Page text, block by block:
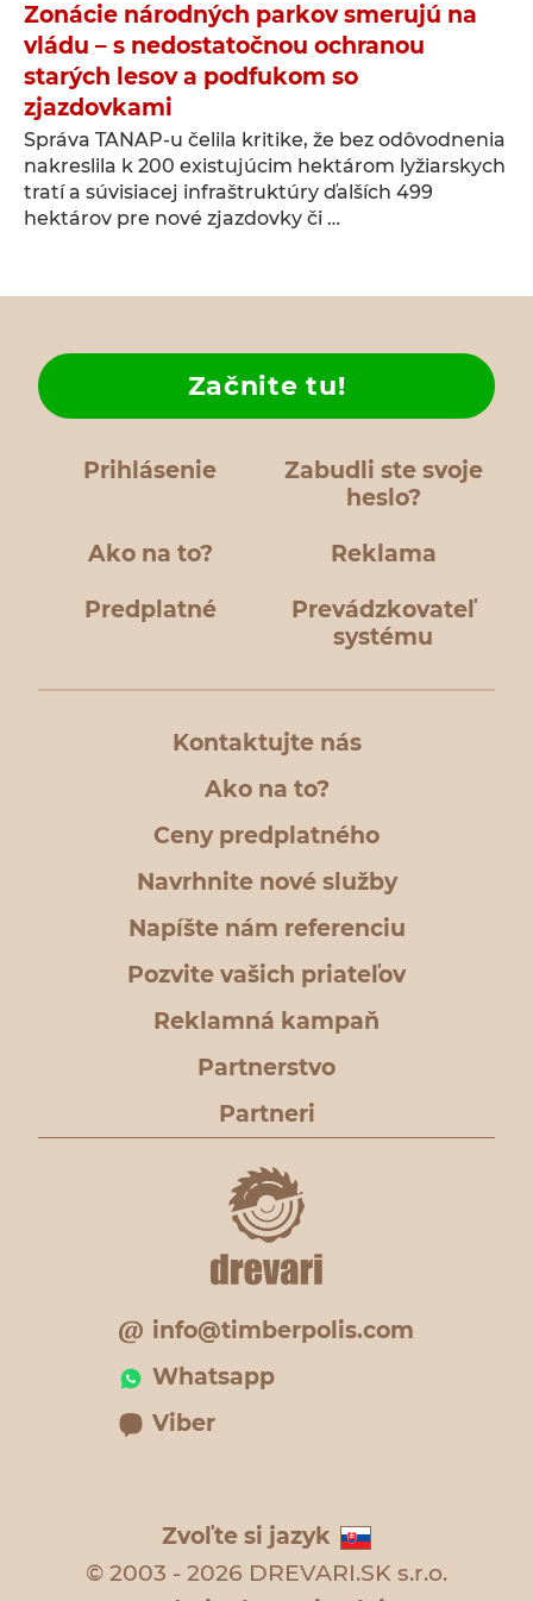
Zonácie národných parkov smerujú na
vládu – s nedostatočnou ochranou
starých lesov a podfukom so
zjazdovkami
Správa TANAP-u čelila kritike, že bez odôvodnenia
nakreslila k 200 existujúcim hektárom lyžiarskych
tratí a súvisiacej infraštruktúry ďalších 499
hektárov pre nové zjazdovky či …
Prihlásenie
Zabudli ste svoje
heslo?
Ako na to?
Začnite tu!
Reklama
Predplatné
Prevádzkovateľ
systému
Kontaktujte nás
Ako na to?
Ceny predplatného
Navrhnite nové služby
Napíšte nám referenciu
Pozvite vašich priateľov
Reklamná kampaň
Partnerstvo
Partneri
info@timberpolis.com
Whatsapp
Viber
Zvoľte si jazyk
© 2003 - 2026 DREVARI.SK s.r.o.